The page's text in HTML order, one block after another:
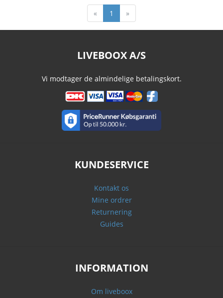
« 1 »
LIVEBOOX A/S
Vi modtager de almindelige betalingskort.
KUNDESERVICE
Kontakt os
Mine ordrer
Returnering
Guides
INFORMATION
Om liveboox